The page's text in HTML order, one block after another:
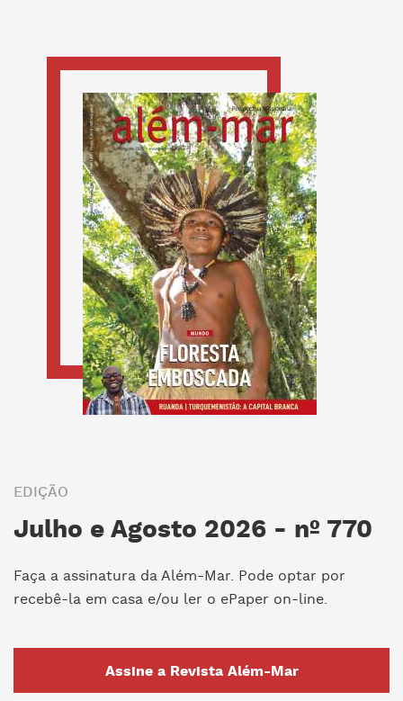
EDIÇÃO
Julho e Agosto 2026 - nº 770
Faça a assinatura da Além-Mar. Pode optar por
recebê-la em casa e/ou ler o ePaper on-line.
Assine a Revista Além-Mar